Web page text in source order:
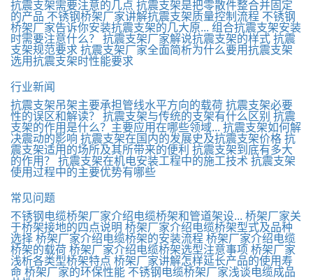
抗震支架需要注意的几点 抗震支架是把零散件整合并固定
的产品 不锈钢桥架厂家讲解抗震支架质量控制流程 不锈钢
桥架厂家告诉你安装抗震支架的几大原... 组合抗震支架安装
时需要注意什么？
抗震支架厂家解说抗震支架的样式 抗震
支架规范要求 抗震支架厂家全面简析为什么要用抗震支架
选用抗震支架时性能要求
行业新闻
抗震支架吊架主要承担管线水平方向的载荷 抗震支架必要
性的误区和解读？
抗震支架与传统的支架有什么区别 抗震
支架的作用是什么？主要应用在哪些领域... 抗震支架如何解
决震动的影响 抗震支架在国内的发展史及抗震支架价格 抗
震支架适用的场所及其所带来的便利 抗震支架到底有多大
的作用？
抗震支架在机电安装工程中的施工技术 抗震支架
使用过程中的主要优势有哪些
常见问题
不锈钢电缆桥架厂家介绍电缆桥架和管道架设... 桥架厂家关
于桥架接地的四点说明 桥架厂家介绍电缆桥架型式及品种
选择 桥架厂家介绍电缆桥架的安装流程 桥架厂家介绍电缆
桥架的载荷 桥架厂家介绍电缆桥架选型注意事项 桥架厂家
浅析各类型桥架特点 桥架厂家讲解怎样延长产品的使用寿
命 桥架厂家的环保性能 不锈钢电缆桥架厂家浅谈电缆成品